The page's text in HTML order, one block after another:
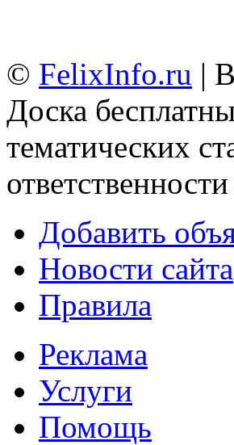
© FelixInfo.ru |
Доска
тематических
Добавить
Новости сайта
Правила
Реклама
Услуги
Помощь